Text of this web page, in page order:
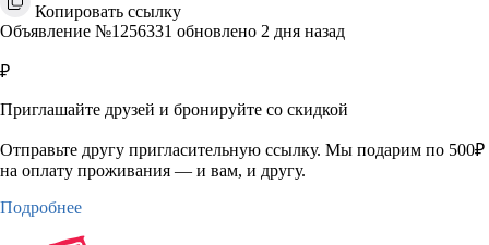
Копировать ссылку
Объявление №1256331 обновлено 2 дня назад
₽
Приглашайте друзей и бронируйте со скидкой
Отправьте другу пригласительную ссылку. Мы подарим по 500₽
на оплату проживания — и вам, и другу.
Подробнее